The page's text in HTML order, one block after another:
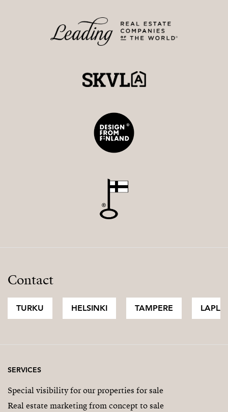
Contact
TURKU HELSINKI TAMPERE
SERVICES
Special visibility for our properties for sale
Real estate marketing from concept to sale